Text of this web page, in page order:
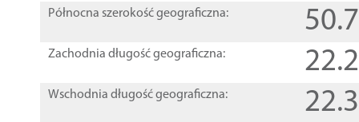
Północna szerokość geograficzna:
Zachodnia długość geograficzna:
Wschodnia długość geograficzna: